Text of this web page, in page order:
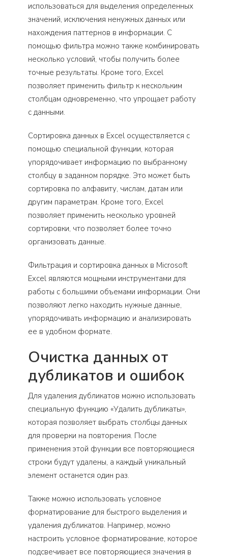
использоваться для выделения определенных
значений, исключения ненужных данных или
нахождения паттернов в информации. С
помощью фильтра можно также комбинировать
несколько условий, чтобы получить более
точные результаты. Кроме того, Excel
позволяет применить фильтр к нескольким
столбцам одновременно, что упрощает работу
с данными.
Сортировка данных в Excel осуществляется с
помощью специальной функции, которая
упорядочивает информацию по выбранному
столбцу в заданном порядке. Это может быть
сортировка по алфавиту, числам, датам или
другим параметрам. Кроме того, Excel
позволяет применить несколько уровней
сортировки, что позволяет более точно
организовать данные.
Фильтрация и сортировка данных в Microsoft
Excel являются мощными инструментами для
работы с большими объемами информации. Они
позволяют легко находить нужные данные,
упорядочивать информацию и анализировать
ее в удобном формате.
Очистка данных от
дубликатов и ошибок
Для удаления дубликатов можно использовать
специальную функцию «Удалить дубликаты»,
которая позволяет выбрать столбцы данных
для проверки на повторения. После
применения этой функции все повторяющиеся
строки будут удалены, а каждый уникальный
элемент останется один раз.
Также можно использовать условное
форматирование для быстрого выделения и
удаления дубликатов. Например, можно
настроить условное форматирование, которое
подсвечивает все повторяющиеся значения в